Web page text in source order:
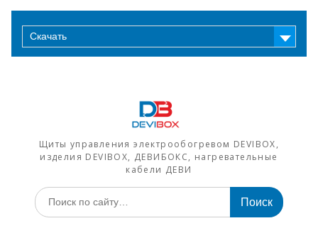
содержимому
Скачать
Щиты управления электрообогревом DEVIBOX,
изделия DEVIBOX, ДЕВИБОКС, нагревательные
кабели ДЕВИ
Искать: